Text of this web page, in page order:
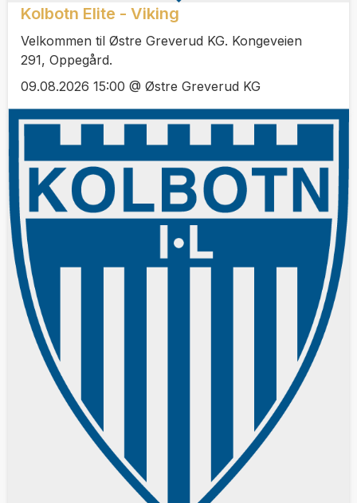
Kolbotn Elite - Viking
Velkommen til Østre Greverud KG. Kongeveien
291, Oppegård.
09.08.2026 15:00 @ Østre Greverud KG